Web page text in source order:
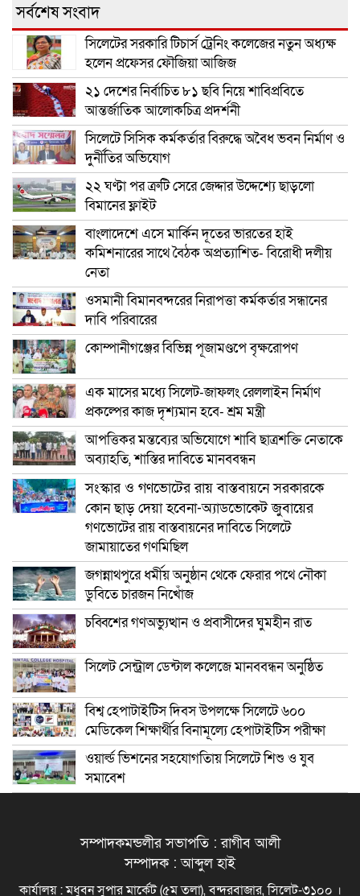
সর্বশেষ সংবাদ
সিলেটের সরকারি টিচার্স ট্রেনিং কলেজের নতুন অধ্যক্ষ
হলেন প্রফেসর ফৌজিয়া আজিজ
২১ দেশের নির্বাচিত ৮১ ছবি নিয়ে শাবিপ্রবিতে
আন্তর্জাতিক আলোকচিত্র প্রদর্শনী
সিলেটে সিসিক কর্মকর্তার বিরুদ্ধে অবৈধ ভবন নির্মাণ ও
দুর্নীতির অভিযোগ
২২ ঘণ্টা পর ত্রুটি সেরে জেদ্দার উদ্দেশ্যে ছাড়লো
বিমানের ফ্লাইট
বাংলাদেশে এসে মার্কিন দূতের ভারতের হাই
কমিশনারের সাথে বৈঠক অপ্রত্যাশিত- বিরোধী দলীয়
নেতা
ওসমানী বিমানবন্দরের নিরাপত্তা কর্মকর্তার সন্ধানের
দাবি পরিবারের
কোম্পানীগঞ্জের বিভিন্ন পূজামণ্ডপে বৃক্ষরোপণ
এক মাসের মধ্যে সিলেট-জাফলং রেললাইন নির্মাণ
প্রকল্পের কাজ দৃশ্যমান হবে- শ্রম মন্ত্রী
আপত্তিকর মন্তব্যের অভিযোগে শাবি ছাত্রশক্তি নেতাকে
অব্যাহতি, শাস্তির দাবিতে মানববন্ধন
সংস্কার ও গণভোটের রায় বাস্তবায়নে সরকারকে
কোন ছাড় দেয়া হবেনা-অ্যাডভোকেট জুবায়ের
গণভোটের রায় বাস্তবায়নের দাবিতে সিলেটে
জামায়াতের গণমিছিল
জগন্নাথপুরে ধর্মীয় অনুষ্ঠান থেকে ফেরার পথে নৌকা
ডুবিতে চারজন নিখোঁজ
চব্বিশের গণঅভ্যুত্থান ও প্রবাসীদের ঘুমহীন রাত
সিলেট সেন্ট্রাল ডেন্টাল কলেজে মানববন্ধন অনুষ্ঠিত
বিশ্ব হেপাটাইটিস দিবস উপলক্ষে সিলেটে ৬০০
মেডিকেল শিক্ষার্থীর বিনামূল্যে হেপাটাইটিস পরীক্ষা
ওয়ার্ল্ড ভিশনের সহযোগতিায় সিলেটে শিশু ও যুব
সমাবেশ
সম্পাদকমন্ডলীর সভাপতি : রাগীব আলী
সম্পাদক : আব্দুল হাই
কার্যালয় : মধুবন সুপার মার্কেট (৫ম তলা), বন্দরবাজার, সিলেট-৩১০০ ।